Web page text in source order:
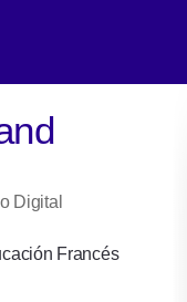
Digital
Francés